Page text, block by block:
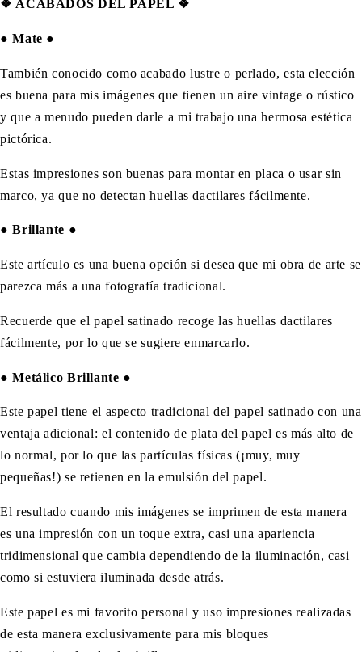
❖ ACABADOS DEL PAPEL ❖
●Mate ●
También conocido como acabado lustre o perlado, esta elección
es buena para mis imágenes que tienen un aire vintage o rústico
y que a menudo pueden darle a mi trabajo una hermosa estética
pictórica.
Estas impresiones son buenas para montar en placa o usar sin
marco, ya que no detectan huellas dactilares fácilmente.
●Brillante ●
Este artículo es una buena opción si desea que mi obra de arte se
parezca más a una fotografía tradicional.
Recuerde que el papel satinado recoge las huellas dactilares
fácilmente, por lo que se sugiere enmarcarlo.
●Metálico Brillante ●
Este papel tiene el aspecto tradicional del papel satinado con una
ventaja adicional: el contenido de plata del papel es más alto de
lo normal, por lo que las partículas físicas (¡muy, muy
pequeñas!) se retienen en la emulsión del papel.
El resultado cuando mis imágenes se imprimen de esta manera
es una impresión con un toque extra, casi una apariencia
tridimensional que cambia dependiendo de la iluminación, casi
como si estuviera iluminada desde atrás.
Este papel es mi favorito personal y uso impresiones realizadas
de esta manera exclusivamente para mis bloques